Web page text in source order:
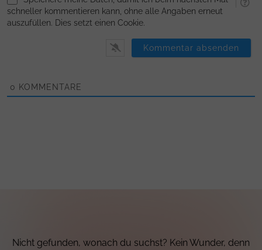
schneller kommentieren kann, ohne alle Angaben erneut
auszufüllen. Dies setzt einen Cookie.
0 KOMMENTARE
Nicht gefunden, wonach du suchst? Kein Wunder, denn